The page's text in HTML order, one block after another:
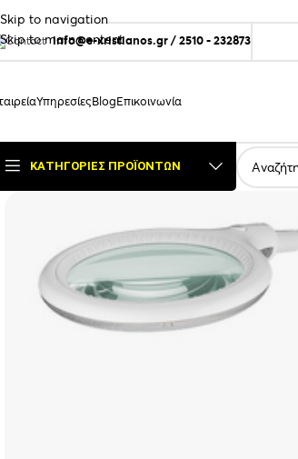
Skip to navigation
Skip to main content
info@e-xristianos.gr/2510 - 232873
ΥπηρεσίεςBlogΕπικοινωνία
ΚΑΤΗΓΟΡΊΕΣ ΠΡΟΪΌΝΤΩΝ